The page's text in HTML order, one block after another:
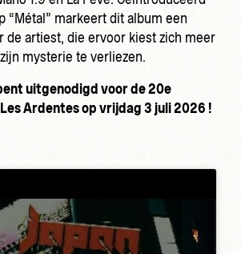
“Métal” markeert dit album een
de artiest, die ervoor kiest zich meer
mysterie te verliezen.
uitgenodigd voor de 20e
Ardentes op vrijdag 3 juli 2026 !